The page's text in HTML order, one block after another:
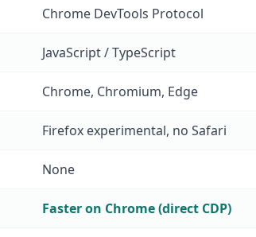
Chrome DevTools Protocol
JavaScript / TypeScript
Chrome, Chromium, Edge
Firefox experimental, no Safari
None
Faster on Chrome (direct CDP)